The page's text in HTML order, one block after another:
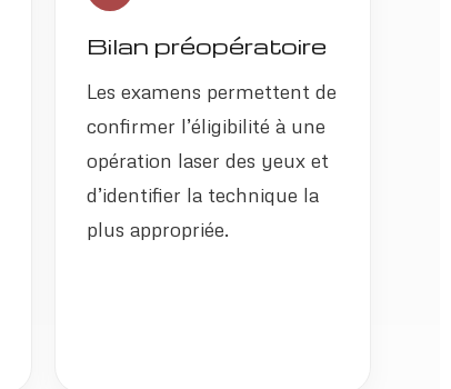
Bilan préopératoire
Les examens permettent de
confirmer l’éligibilité à une
opération laser des yeux et
d’identifier la technique la
plus appropriée.